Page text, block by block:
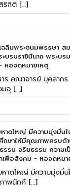
ริกิติ […]
ฉลิมพระชนมพรรษา ส
ะบรมราชินีนาถ พระบร
อจดหมายเหตุ
ร คณาจารย์ บุคลากร
มจุ […]
หาดใหญ่ มีความมุ่งมั่น
กษาให้มีคุณภาพครบด้
รรม จริยธรรม ความเ
เพื่อสังคม - หอจดหมา
หาดใหญ่ มีความมุ่งมั่น
าพนักศึ […]